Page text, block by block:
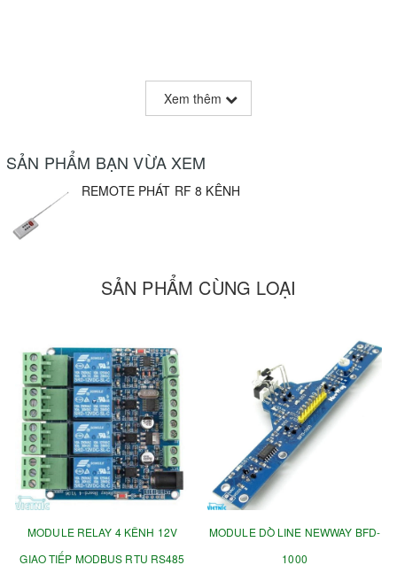
Xem thêm
SẢN PHẨM BẠN VỪA XEM
REMOTE PHÁT RF 8 KÊNH
SẢN PHẨM CÙNG LOẠI
MODULE RELAY 4 KÊNH 12V
GIAO TIẾP MODBUS RTU RS485
MODULE DÒ LINE NEWWAY BFD-
1000